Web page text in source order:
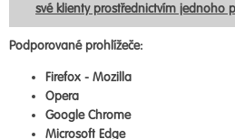
své klienty prostřednictvím jednoho
Podporované prohlížeče:
Firefox - Mozilla
Opera
Google Chrome
Microsoft Edge